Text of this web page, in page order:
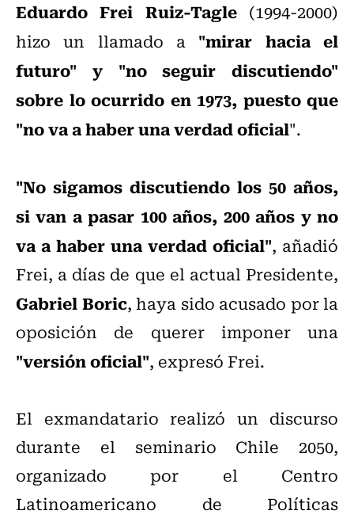
Eduardo Frei Ruiz-Tagle(1994-2000)
hizo un llamado a "mirar hacia el
futuro" y "no seguir discutiendo"
sobre lo ocurrido en 1973, puesto que
"no va a haber una verdad oficial".
"No sigamos discutiendo los 50 años,
si van a pasar 100 años, 200 años y no
va a haber una verdad oficial", añadió
Frei, a días de que el actual Presidente,
Gabriel Boric, haya sido acusado por la
oposición de querer imponer una
"versión oficial", expresó Frei.
El exmandatario realizó un discurso
durante el seminario Chile 2050,
organizado por el Centro
Latinoamericano de Políticas